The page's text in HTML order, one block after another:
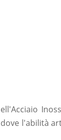
l'abilità